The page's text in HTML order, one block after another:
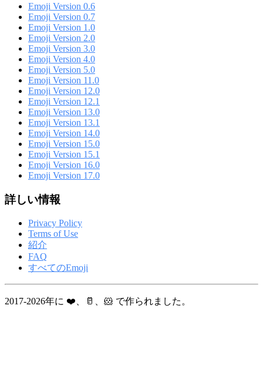
Emoji Version 0.6
Emoji Version 0.7
Emoji Version 1.0
Emoji Version 2.0
Emoji Version 3.0
Emoji Version 4.0
Emoji Version 5.0
Emoji Version 11.0
Emoji Version 12.0
Emoji Version 12.1
Emoji Version 13.0
Emoji Version 13.1
Emoji Version 14.0
Emoji Version 15.0
Emoji Version 15.1
Emoji Version 16.0
Emoji Version 17.0
詳しい情報
Privacy Policy
Terms of Use
紹介
FAQ
すべてのEmoji
2017-2026年に ❤️、🥛、🐹 で作られました。